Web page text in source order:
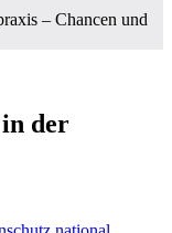
– Chancen und
der